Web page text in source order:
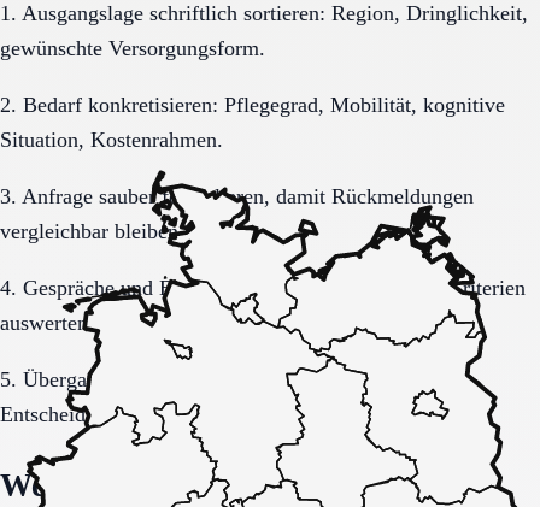
1. Ausgangslage schriftlich sortieren: Region, Dringlichkeit,
gewünschte Versorgungsform.
2. Bedarf konkretisieren: Pflegegrad, Mobilität, kognitive
Situation, Kostenrahmen.
3. Anfrage sauber formulieren, damit Rückmeldungen
vergleichbar bleiben.
4. Gespräche und Besichtigungen mit festen Muss-Kriterien
auswerten.
5. Übergang, Kommunikation und Kosten vor der
Entscheidung vollständig klären.
Welche Fragen den Unterschied